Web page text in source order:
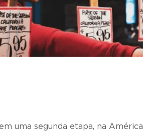
uma segunda etapa, na América